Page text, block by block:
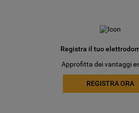
Registra il tuo
Approfitta dei vantaggi
REGISTRA ORA